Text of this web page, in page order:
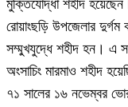
মুক্তিযোদ্ধা শহীদ
রোয়াংছড়ি উপজেলার দুর্গম
সম্মুখযুদ্ধে শহীদ হন। এ
অংসাচিং মারমাও শহীদ
৭১ সালের ১৬ নভেম্বর